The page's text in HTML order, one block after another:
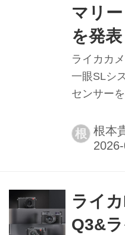
マリ
を発表
ライカカ
一眼SLシ
センサー
100mmの
根 根本
ライ
Q3&